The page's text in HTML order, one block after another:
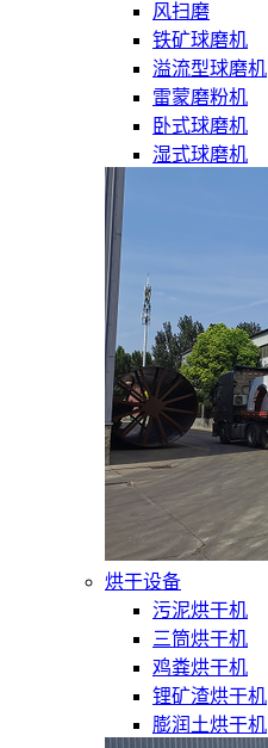
风扫磨
铁矿球磨机
溢流型球磨机
雷蒙磨粉机
卧式球磨机
湿式球磨机
烘干设备
污泥烘干机
三筒烘干机
鸡粪烘干机
锂矿渣烘干机
膨润土烘干机